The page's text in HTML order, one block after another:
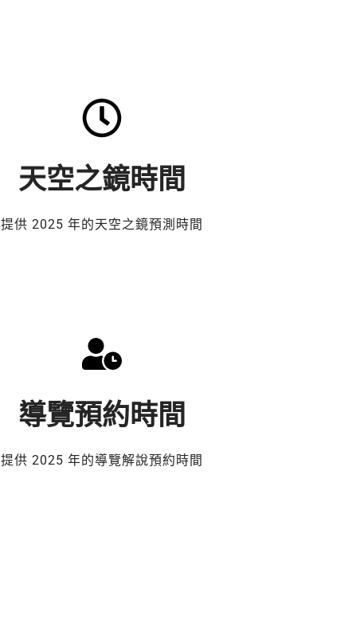
天空之鏡時間
提供 2025 年的天空之鏡預測時間
導覽預約時間
提供 2025 年的導覽解說預約時間